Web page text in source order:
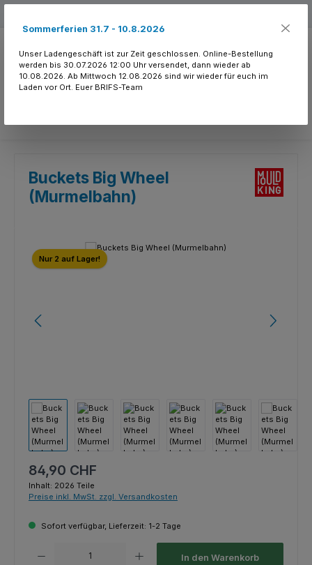
Buckets Big Wheel
(Murmelbahn)
Bildergalerie überspringen
Nur 2 auf Lager!
Regulärer Preis:
84,90 CHF
Inhalt: 2026 Teile
Preise inkl. MwSt. zzgl. Versandkosten
Sofort verfügbar, Lieferzeit: 1-2 Tage
In den Warenkorb
Sommerferien 31.7 - 10.8.2026
Unser Ladengeschäft ist zur Zeit geschlossen. Online-Bestellung
werden bis 30.07.2026 12:00 Uhr versendet, dann wieder ab
10.08.2026. Ab Mittwoch 12.08.2026 sind wir wieder für euch im
Laden vor Ort. Euer BRIFS-Team